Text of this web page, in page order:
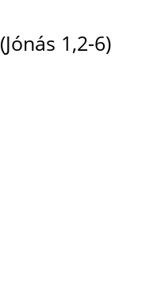
(Jónás 1,2-6)